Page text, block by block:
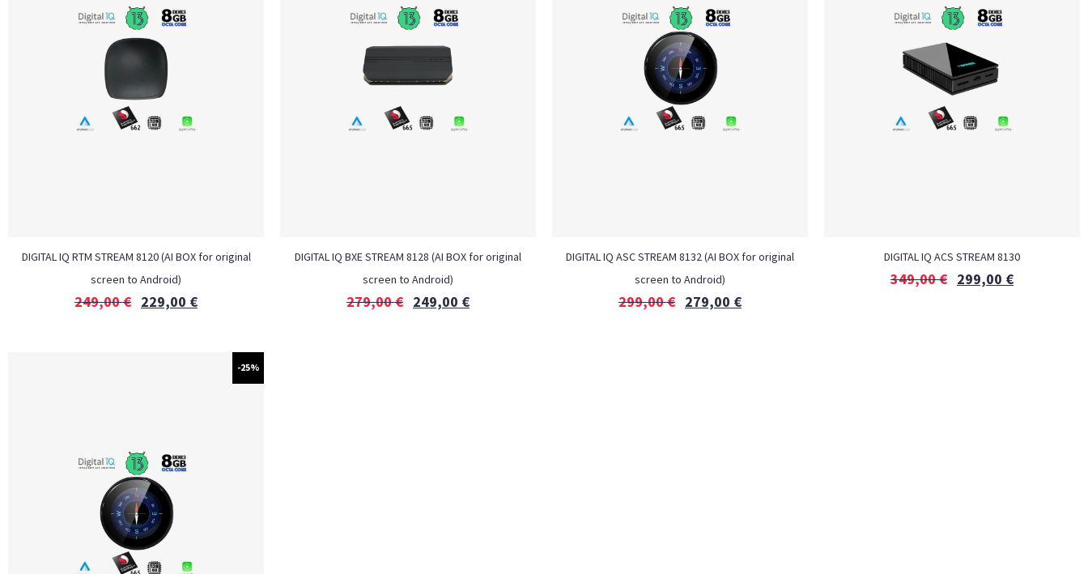
DIGITAL IQ RTM STREAM 8120 (AI BOX for original
screen to Android)
249,00€ 229,00 €
DIGITAL IQ BXE STREAM 8128 (AI BOX for original
screen to Android)
279,00€ 249,00 €
DIGITAL IQ ASC STREAM 8132 (AI BOX for original
screen to Android)
299,00€ 279,00 €
DIGITAL IQ ACS STREAM 8130
349,00€ 299,00 €
-25%